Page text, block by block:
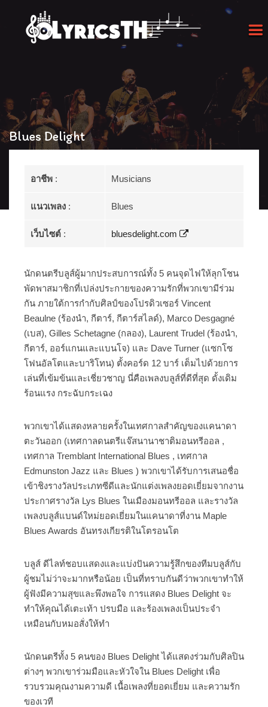
Blues Delight
อาชีพ : Musicians
แนวเพลง : Blues
เว็บไซต์ : bluesdelight.com
นักดนตรีบลูส์ผู้มากประสบการณ์ทั้ง 5 คนจุดไฟให้ลุกโชน
พัดพาสมาชิกที่เปล่งประกายของความรักที่พวกเขามีร่วม
กัน ภายใต้การกำกับศิลป์ของโปรดิวเซอร์ Vincent
Beaulne (ร้องนำ, กีตาร์, กีตาร์สไลด์), Marco Desgagné
(เบส), Gilles Schetagne (กลอง), Laurent Trudel (ร้องนำ,
กีตาร์, ออร์แกนและแบนโจ) และ Dave Turner (แซกโซ
โฟนอัลโตและบาริโทน) ตั้งคอร์ด 12 บาร์ เต็มไปด้วยการ
เล่นที่เข้มข้นและเชี่ยวชาญ นี่คือเพลงบลูส์ที่ดีที่สุด ดั้งเดิม
ร้อนแรง กระฉับกระเฉง
พวกเขาได้แสดงหลายครั้งในเทศกาลสำคัญของแคนาดา
ตะวันออก (เทศกาลดนตรีแจ๊สนานาชาติมอนทรีออล ,
เทศกาล Tremblant International Blues , เทศกาล
Edmunston Jazz และ Blues ) พวกเขาได้รับการเสนอชื่อ
เข้าชิงรางวัลประเภทซีดีและนักแต่งเพลงยอดเยี่ยมจากงาน
ประกาศรางวัล Lys Blues ในเมืองมอนทรีออล และรางวัล
เพลงบลูส์แบนด์ใหม่ยอดเยี่ยมในแคนาดาที่งาน Maple
Blues Awards อันทรงเกียรติในโตรอนโต
บลูส์ ดีไลท์ชอบแสดงและแบ่งปันความรู้สึกของทีมบลูส์กับ
ผู้ชมไม่ว่าจะมากหรือน้อย เป็นที่ทราบกันดีว่าพวกเขาทำให้
ผู้ฟังมีความสุขและพึงพอใจ การแสดง Blues Delight จะ
ทำให้คุณได้เตะเท้า ปรบมือ และร้องเพลงเป็นประจำ
เหมือนกับหมอสั่งให้ทำ
นักดนตรีทั้ง 5 คนของ Blues Delight ได้แสดงร่วมกับศิลปิน
ต่างๆ พวกเขาร่วมมือและหัวใจใน Blues Delight เพื่อ
รวบรวมคุณงามความดี เนื้อเพลงที่ยอดเยี่ยม และความรัก
ของเวที